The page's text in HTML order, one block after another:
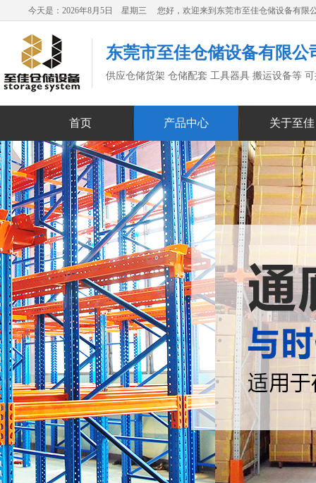
今天是：2026年8月5日 星期三 您好，欢迎来到东莞市至佳仓储设备有限
东莞市至佳仓储设备有限公
供应仓储货架 仓储配套 工具器具 搬运设备等
首页 产品中心 关于至佳